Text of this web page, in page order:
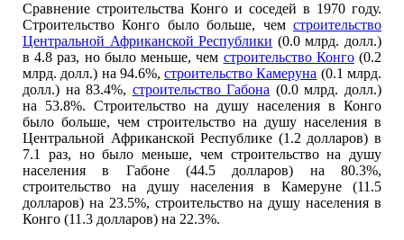
Сравнение строительства Конго и соседей в 1970 году.
Строительство Конго было больше, чем строительство
Центральной Африканской Республики (0.0 млрд. долл.)
в 4.8 раз, но было меньше, чем строительство Конго(0.2
млрд. долл.) на 94.6%,строительство Камеруна (0.1 млрд.
долл.) на 83.4%, строительство Габона (0.0 млрд. долл.)
на 53.8%. Строительство на душу населения в Конго
было больше, чем строительство на душу населения в
Центральной Африканской Республике (1.2 долларов) в
7.1 раз, но было меньше, чем строительство на душу
населения в Габоне (44.5 долларов) на 80.3%,
строительство на душу населения в Камеруне (11.5
долларов) на 23.5%, строительство на душу населения в
Конго (11.3 долларов) на 22.3%.